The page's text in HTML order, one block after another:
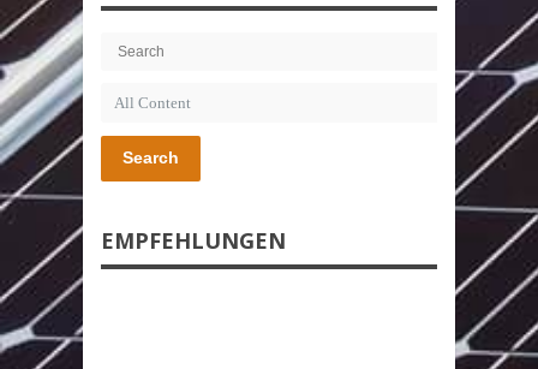
Search
EMPFEHLUNGEN